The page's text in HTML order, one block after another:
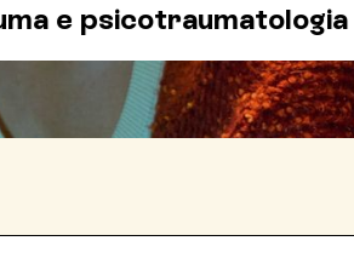
e psicotraumatologia